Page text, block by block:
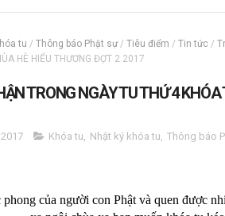
tu / Thông báo Phật sự / Tiêu điểm / Tin tức /
HÈ HIỂU THƯƠNG ĐỢT 2 2017
TRONG NGÀY TU THỨ 4
Khóa tu, Nhật ký khóa tu, Thông báo
phong của người con Phật và quen được